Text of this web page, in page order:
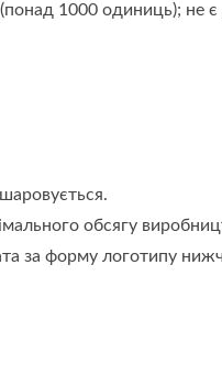
(понад 1000 одиниць); не
обсягу
за форму логотипу